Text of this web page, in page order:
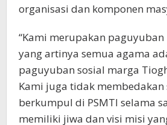
organisasi dan komponen
“Kami merupakan
yang artinya semua agama
paguyuban sosial marga
Kami juga tidak membedakan
berkumpul di PSMTI selama
memiliki jiwa dan visi misi